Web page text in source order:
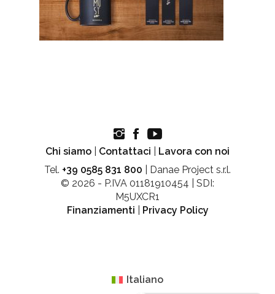
Chi siamo Contattaci
Lavora con noi
Tel. +39 0585 831 800 | Danae Project s.r.l.
© 2026 - P.IVA 01181910454 | SDI:
M5UXCR1
Finanziamenti
Privacy Policy
Italiano